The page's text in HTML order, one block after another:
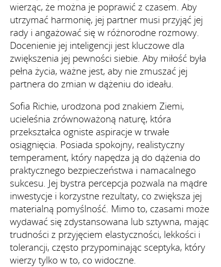
wierząc, że można je poprawić z czasem. Aby
utrzymać harmonię, jej partner musi przyjąć jej
rady i angażować się w różnorodne rozmowy.
Docenienie jej inteligencji jest kluczowe dla
zwiększenia jej pewności siebie. Aby miłość była
pełna życia, ważne jest, aby nie zmuszać jej
partnera do zmian w dążeniu do ideału.
Sofia Richie, urodzona pod znakiem Ziemi,
ucieleśnia zrównoważoną naturę, która
przekształca ogniste aspiracje w trwałe
osiągnięcia. Posiada spokojny, realistyczny
temperament, który napędza ją do dążenia do
praktycznego bezpieczeństwa i namacalnego
sukcesu. Jej bystra percepcja pozwala na mądre
inwestycje i korzystne rezultaty, co zwiększa jej
materialną pomyślność. Mimo to, czasami może
wydawać się zdystansowana lub sztywna, mając
trudności z przyjęciem elastyczności, lekkości i
tolerancji, często przypominając sceptyka, który
wierzy tylko w to, co widoczne.